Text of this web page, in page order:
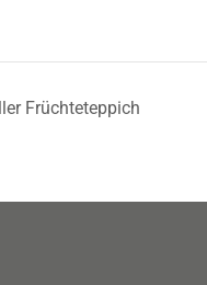
Früchteteppich